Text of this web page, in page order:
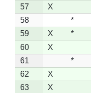
57
X
58
*
59
X *
60
X
61
*
62
X
63
X